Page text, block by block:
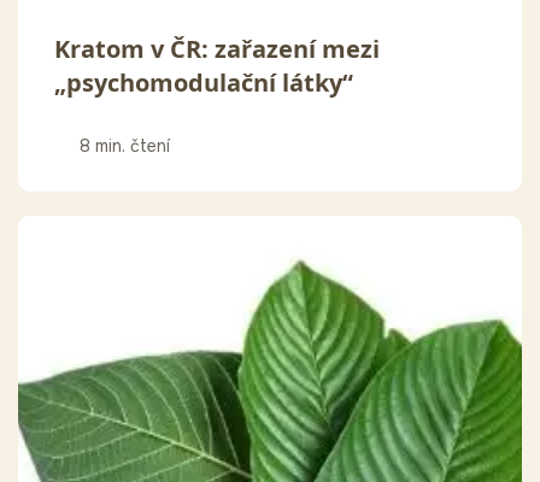
Kratom v ČR: zařazení mezi
„psychomodulační látky“
8 min. čtení